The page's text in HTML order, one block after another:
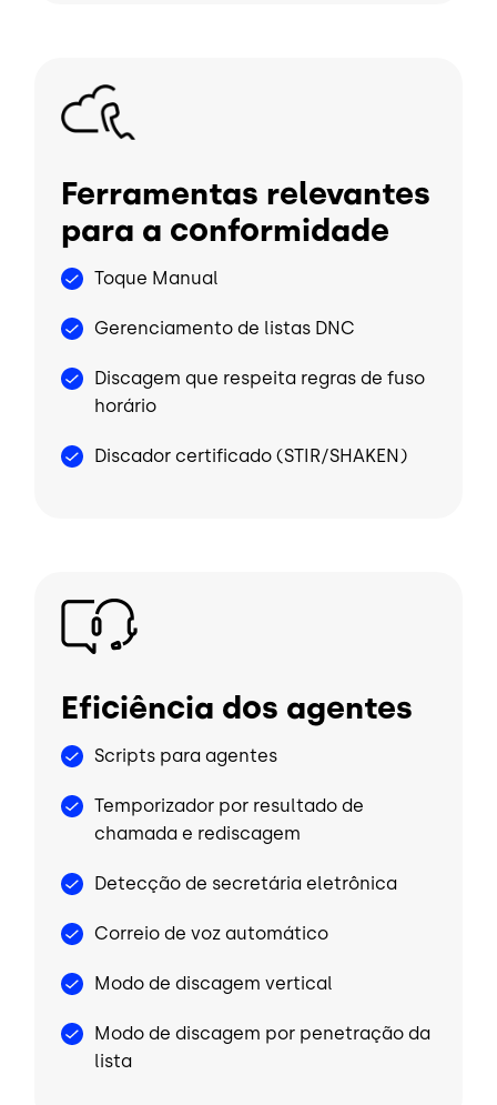
Imagem
Ferramentas relevantes
para a conformidade
Toque Manual
Gerenciamento de listas DNC
Discagem que respeita regras de fuso
horário
Discador certificado (STIR/SHAKEN)
Imagem
Eficiência dos agentes
Scripts para agentes
Temporizador por resultado de
chamada e rediscagem
Detecção de secretária eletrônica
Correio de voz automático
Modo de discagem vertical
Modo de discagem por penetração da
lista